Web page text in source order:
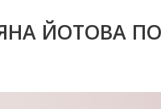
ЙОТОВА